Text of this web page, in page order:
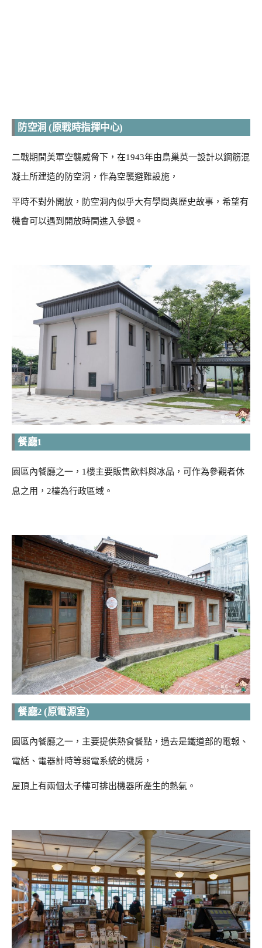
防空洞 (原戰時指揮中心)
二戰期間美軍空襲威脅下，在1943年由鳥巢英一設計以鋼筋混
凝土所建造的防空洞，作為空襲避難設施，
平時不對外開放，防空洞內似乎大有學問與歷史故事，希望有
機會可以遇到開放時間進入參觀。
餐廳1
園區內餐廳之一，1樓主要販售飲料與冰品，可作為參觀者休
息之用，2樓為行政區域。
餐廳2 (原電源室)
園區內餐廳之一，主要提供熱食餐點，過去是鐵道部的電報、
電話、電器計時等弱電系統的機房，
屋頂上有兩個太子樓可排出機器所產生的熱氣。